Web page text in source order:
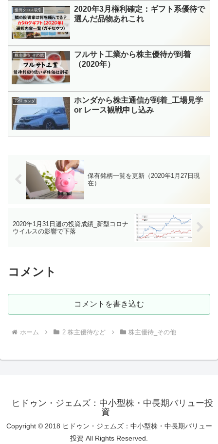
優待クロス取引
2020年3月権利確定：ギフト系優待で
選んだ品物あれこれ
株主優待_その他
フルサト工業から株主優待が到着
（2020年）
7267 ホンダ
ホンダから株主通信が到着_工場見学
or レース観戦申し込み
保有銘柄一覧を更新（2020年1月27日現
在）
2020年1月31日週の投資成績_新型コロナ
ウイルスの影響で下落
コメント
コメントを書き込む
ホーム 2 株主優待など 株主優待_その他
ヒドゥン・ジェムズ：中小型株・中長期バリュー投
資
Copyright © 2018 ヒドゥン・ジェムズ：中小型株・中長期バリュー
投資 All Rights Reserved.